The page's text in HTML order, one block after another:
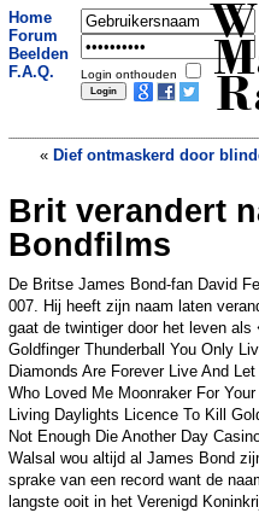
Home
Forum
Beelden
F.A.Q.
Login onthouden
« Dief ontmaskerd door
Brit verandert
Bondfilms
De Britse James Bond-fan David
007. Hij heeft zijn naam laten
gaat de twintiger door het leven
Goldfinger Thunderball You Only
Diamonds Are Forever Live And
Who Loved Me Moonraker For
Living Daylights Licence To Kill
Not Enough Die Another Day
Walsal wou altijd al James Bond
sprake van een record want de
langste ooit in het Verenigd